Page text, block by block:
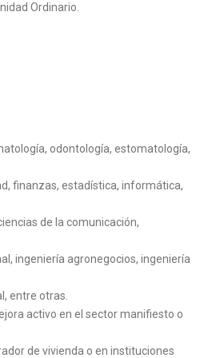
Ordinario.
odontología, estomatología,
finanzas, estadística, informática,
de la comunicación,
ingeniería agronegocios, ingeniería
entre otras.
activo en el sector manifiesto o
de vivienda o en instituciones